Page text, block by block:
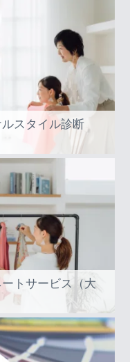
スタイル診断
トサービス（大